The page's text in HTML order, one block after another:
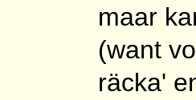
maar
(want
räcka'